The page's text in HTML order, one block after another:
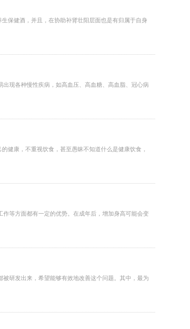
保健酒，并且，在协助补肾壮阳层面也是有归属于自身
现各种慢性疾病，如高血压、高血糖、高血脂、冠心病
健康，不重视饮食，甚至愚昧不知道什么是健康饮食，
等方面都有一定的优势。在成年后，增加身高可能会变
研发出来，希望能够有效地改善这个问题。其中，最为